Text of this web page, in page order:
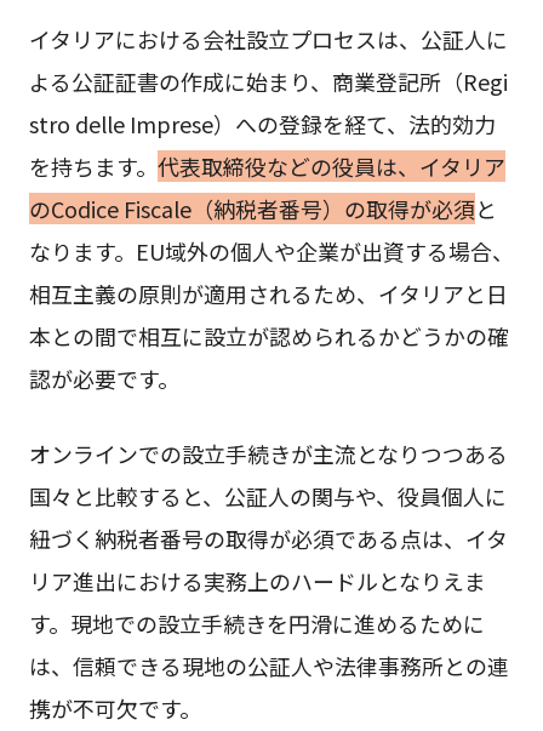
イタリアにおける会社設立プロセスは、公証人に
よる公証証書の作成に始まり、商業登記所（Regi
stro delle Imprese）への登録を経て、法的効力
を持ちます。 代表取締役などの役員は、イタリア
のCodice Fiscale（納税者番号）の取得が必須と
なります。EU域外の個人や企業が出資する場合、
相互主義の原則が適用されるため、イタリアと日
本との間で相互に設立が認められるかどうかの確
認が必要です。
オンラインでの設立手続きが主流となりつつある
国々と比較すると、公証人の関与や、役員個人に
紐づく納税者番号の取得が必須である点は、イタ
リア進出における実務上のハードルとなりえま
す。現地での設立手続きを円滑に進めるために
は、信頼できる現地の公証人や法律事務所との連
携が不可欠です。